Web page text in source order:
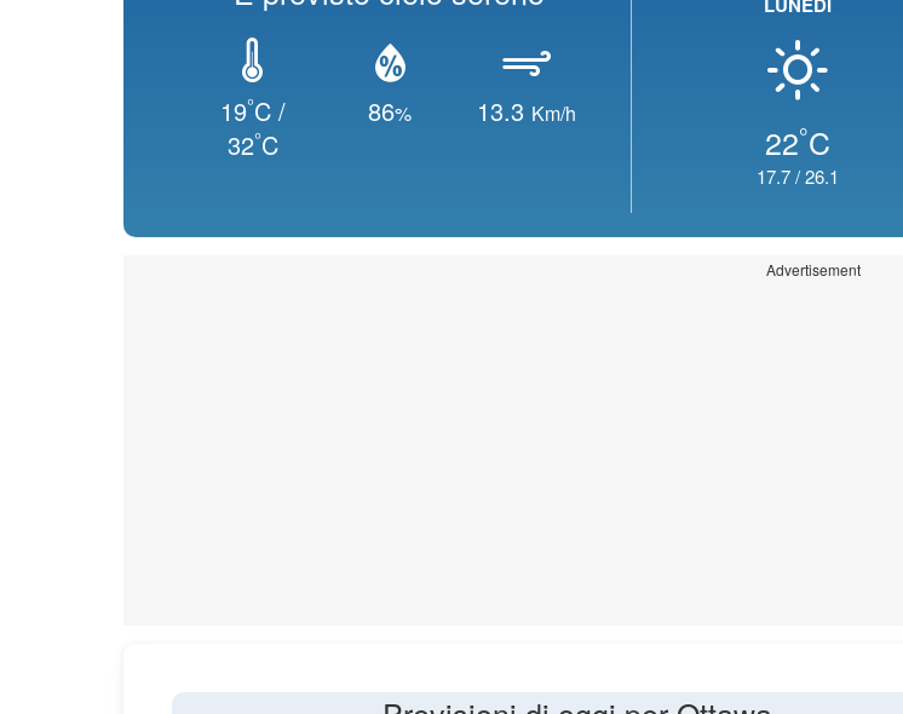
19°C /
32°C
86% 13.3 Km/h
22°C
17.7/26.1
Advertisement